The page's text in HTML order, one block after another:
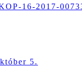
16-2017-
5.